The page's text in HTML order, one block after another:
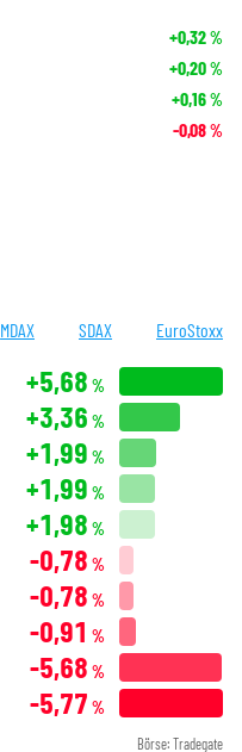
+0,32%
+0,20%
+0,16%
-0,08%
MDAX SDAX EuroStoxx
+5,68 %
+3,36 %
+1,99 %
+1,99 %
+1,98 %
-0,78 %
-0,78 %
-0,91 %
-5,68 %
-5,77 %
Börse: Tradegate